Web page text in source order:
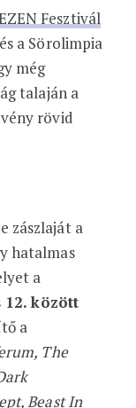
Fesztivál
a Sörolimpia
még
talaján a
rövid
zászlaját a
hatalmas
a
12. között
a
The
Beast In